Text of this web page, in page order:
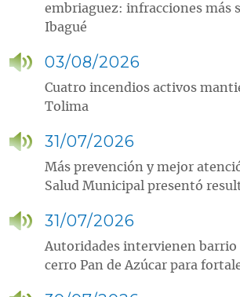
embriaguez: infracciones más
Ibagué
03/08/2026
Cuatro incendios activos
Tolima
31/07/2026
Más prevención y mejor
Salud Municipal presentó
31/07/2026
Autoridades intervienen barrio
cerro Pan de Azúcar para